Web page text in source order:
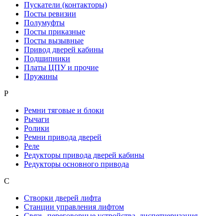
Пускатели (контакторы)
Посты ревизии
Полумуфты
Посты приказные
Посты вызывные
Привод дверей кабины
Подшипники
Платы ЦПУ и прочие
Пружины
Р
Ремни тяговые и блоки
Рычаги
Ролики
Ремни привода дверей
Реле
Редукторы привода дверей кабины
Редукторы основного привода
С
Створки дверей лифта
Станции управления лифтом